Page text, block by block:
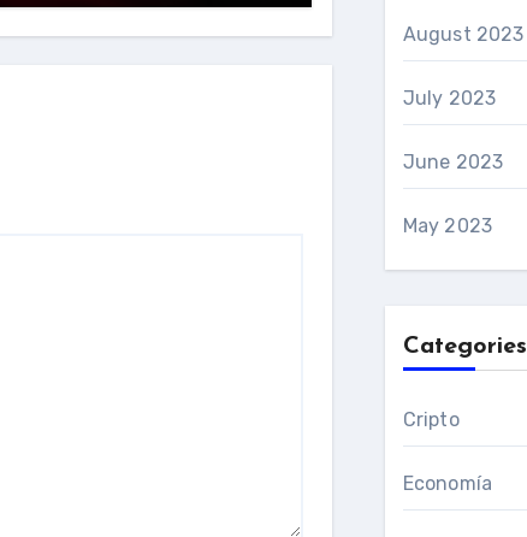
August 2023
July 2023
June 2023
May 2023
Categories
Cripto
Economía